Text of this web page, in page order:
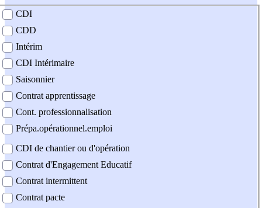
contrat
CDI
CDD
Intérim
CDI Intérimaire
Saisonnier
Contrat apprentissage
Cont. professionnalisation
Prépa.opérationnel.emploi
CDI de chantier ou d'opération
Contrat d'Engagement Educatif
Contrat intermittent
Contrat pacte